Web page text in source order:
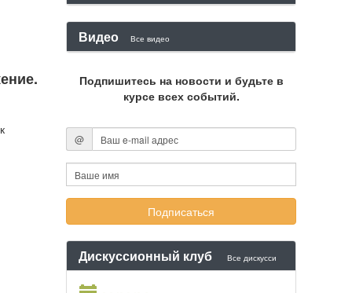
Видео Все видео
Подпишитесь на новости и будьте в
курсе всех событий.
@
Дискуссионный клуб Все дискусси